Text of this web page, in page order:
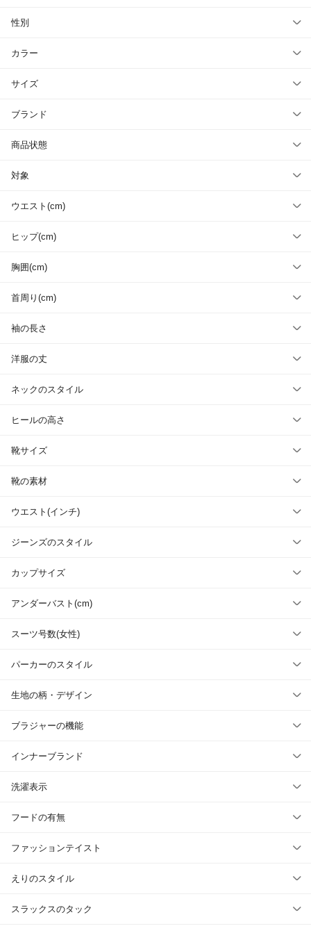
性別
カラー
サイズ
ブランド
商品状態
対象
ウエスト(cm)
ヒップ(cm)
胸囲(cm)
首周り(cm)
袖の長さ
洋服の丈
ネックのスタイル
ヒールの高さ
靴サイズ
靴の素材
ウエスト(インチ)
ジーンズのスタイル
カップサイズ
アンダーバスト(cm)
スーツ号数(女性)
パーカーのスタイル
生地の柄・デザイン
ブラジャーの機能
インナーブランド
洗濯表示
フードの有無
ファッションテイスト
えりのスタイル
スラックスのタック